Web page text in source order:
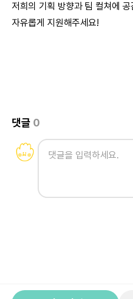
저희의 기획 방향과 팀 컬쳐에
자유롭게 지원해주세요!
댓글 0